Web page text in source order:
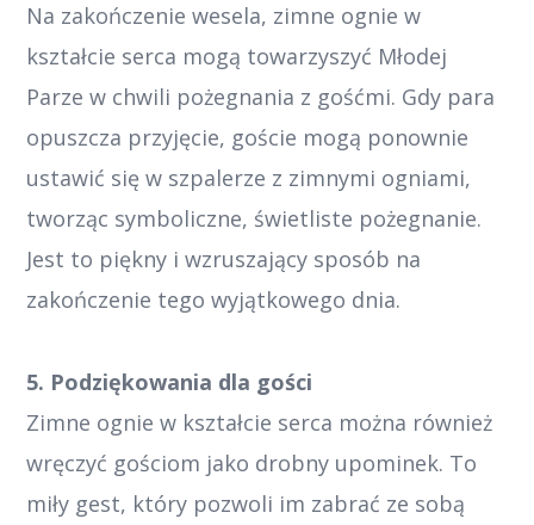
Na zakończenie wesela, zimne ognie w
kształcie serca mogą towarzyszyć Młodej
Parze w chwili pożegnania z gośćmi. Gdy para
opuszcza przyjęcie, goście mogą ponownie
ustawić się w szpalerze z zimnymi ogniami,
tworząc symboliczne, świetliste pożegnanie.
Jest to piękny i wzruszający sposób na
zakończenie tego wyjątkowego dnia.
5. Podziękowania dla gości
Zimne ognie w kształcie serca można również
wręczyć gościom jako drobny upominek. To
miły gest, który pozwoli im zabrać ze sobą